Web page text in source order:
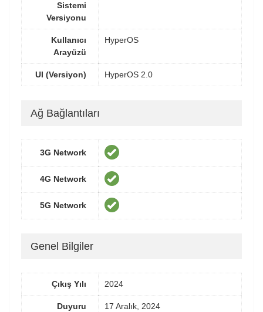
Sistemi
Versiyonu
Kullanıcı
Arayüzü
HyperOS
UI (Versiyon) HyperOS 2.0
Ağ Bağlantıları
3G Network
4G Network
5G Network
Genel Bilgiler
Çıkış Yılı 2024
Duyuru
17 Aralık, 2024